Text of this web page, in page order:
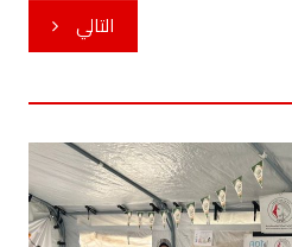
التالي